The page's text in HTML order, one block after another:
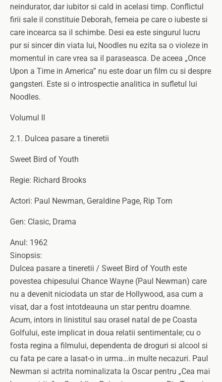
neindurator, dar iubitor si cald in acelasi timp. Conflictul
firii sale il constituie Deborah, femeia pe care o iubeste si
care incearca sa il schimbe. Desi ea este singurul lucru
pur si sincer din viata lui, Noodles nu ezita sa o violeze in
momentul in care vrea sa il paraseasca. De aceea „Once
Upon a Time in America” nu este doar un film cu si despre
gangsteri. Este si o introspectie analitica in sufletul lui
Noodles.
Volumul II
2.1. Dulcea pasare a tineretii
Sweet Bird of Youth
Regie: Richard Brooks
Actori: Paul Newman, Geraldine Page, Rip Torn
Gen: Clasic, Drama
Anul: 1962
Sinopsis:
Dulcea pasare a tineretii / Sweet Bird of Youth este
povestea chipesului Chance Wayne (Paul Newman) care
nu a devenit niciodata un star de Hollywood, asa cum a
visat, dar a fost intotdeauna un star pentru doamne.
Acum, intors in linistitul sau orasel natal de pe Coasta
Golfului, este implicat in doua relatii sentimentale; cu o
fosta regina a filmului, dependenta de droguri si alcool si
cu fata pe care a lasat-o in urma…in multe necazuri. Paul
Newman si actrita nominalizata la Oscar pentru „Cea mai